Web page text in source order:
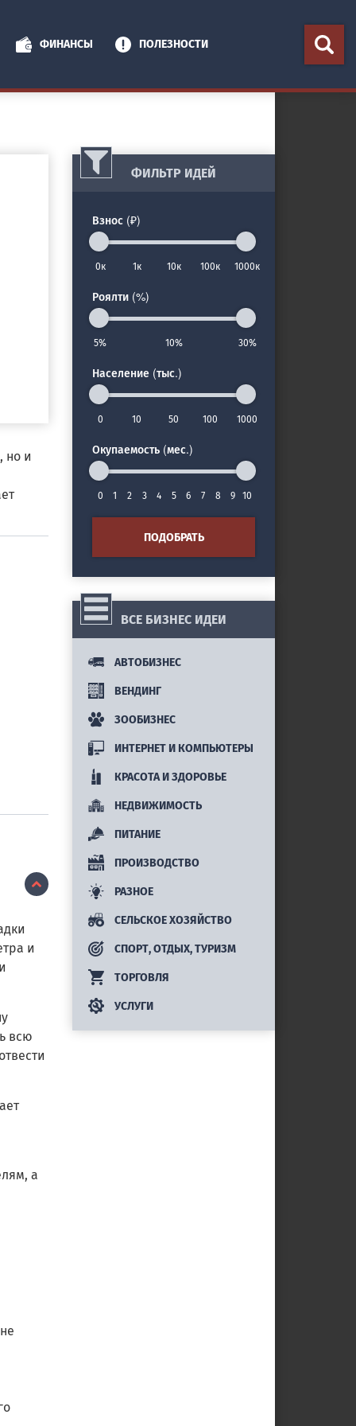
ФИНАНСЫ ПОЛЕЗНОСТИ
но и
и
всю
а
ФИЛЬТР ИДЕЙ
Взнос (₽)
0к 1к 10к 100к 1000к
Роялти (%)
5% 10% 30%
Население (тыс.)
0 10 50 100 1000
Окупаемость (мес.)
0 1 2 3 4 5 6 7 8 9 10
ПОДОБРАТЬ
ВСЕ БИЗНЕС ИДЕИ
АВТОБИЗНЕС
ВЕНДИНГ
ЗООБИЗНЕС
ИНТЕРНЕТ И КОМПЬЮТЕРЫ
КРАСОТА И ЗДОРОВЬЕ
НЕДВИЖИМОСТЬ
ПИТАНИЕ
ПРОИЗВОДСТВО
РАЗНОЕ
СЕЛЬСКОЕ ХОЗЯЙСТВО
СПОРТ, ОТДЫХ, ТУРИЗМ
ТОРГОВЛЯ
УСЛУГИ